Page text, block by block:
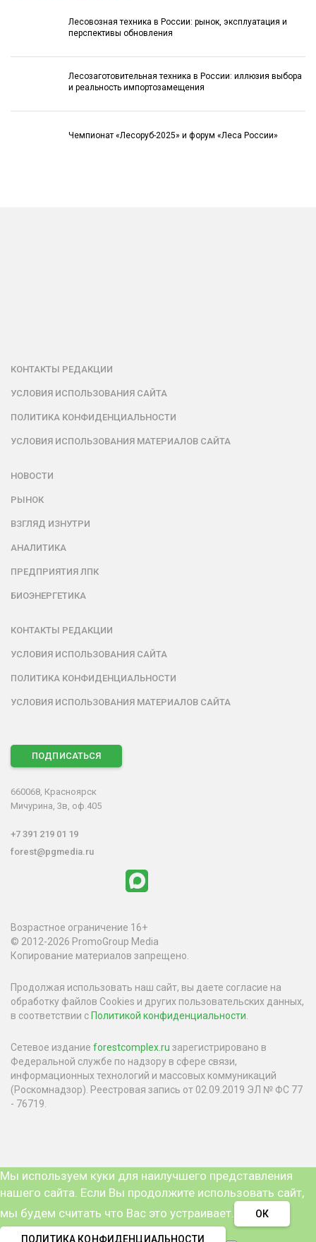
Лесовозная техника в России: рынок, эксплуатация и
перспективы обновления
Лесозаготовительная техника в России: иллюзия выбора
и реальность импортозамещения
Чемпионат «Лесоруб-2025» и форум «Леса России»
КОНТАКТЫ РЕДАКЦИИ
УСЛОВИЯ ИСПОЛЬЗОВАНИЯ САЙТА
ПОЛИТИКА КОНФИДЕНЦИАЛЬНОСТИ
УСЛОВИЯ ИСПОЛЬЗОВАНИЯ МАТЕРИАЛОВ САЙТА
НОВОСТИ
РЫНОК
ВЗГЛЯД ИЗНУТРИ
АНАЛИТИКА
ПРЕДПРИЯТИЯ ЛПК
БИОЭНЕРГЕТИКА
КОНТАКТЫ РЕДАКЦИИ
УСЛОВИЯ ИСПОЛЬЗОВАНИЯ САЙТА
ПОЛИТИКА КОНФИДЕНЦИАЛЬНОСТИ
УСЛОВИЯ ИСПОЛЬЗОВАНИЯ МАТЕРИАЛОВ САЙТА
ПОДПИСАТЬСЯ
660068, Красноярск
Мичурина, 3в, оф.405
+7 391 219 01 19
forest@pgmedia.ru
Возрастное ограничение 16+
© 2012-2026 PromoGroup Media
Копирование материалов запрещено.
Продолжая использовать наш сайт, вы даете согласие на
обработку файлов Cookies и других пользовательских данных,
в соответствии сПолитикой конфиденциальности
Сетевое издание forestcomplex.ru зарегистрировано в
Федеральной службе по надзору в сфере связи,
информационных технологий и массовых коммуникаций
(Роскомнадзор). Реестровая запись от 02.09.2019 ЭЛ № ФС 77
- 76719.
Мы используем куки для наилучшего представления
нашего сайта. Если Вы продолжите использовать сайт,
мы будем считать что Вас это устраивает.
ОК
ПОЛИТИКА КОНФИДЕНЦИАЛЬНОСТИ